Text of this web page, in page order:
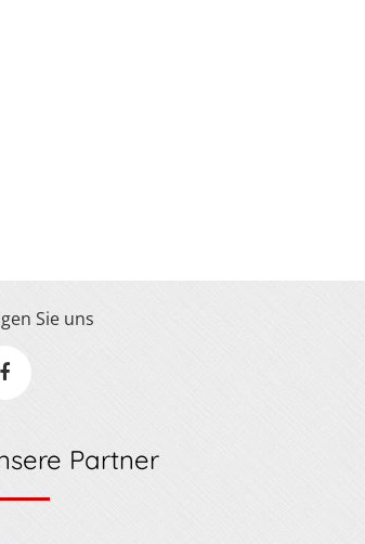
Sie uns
Partner